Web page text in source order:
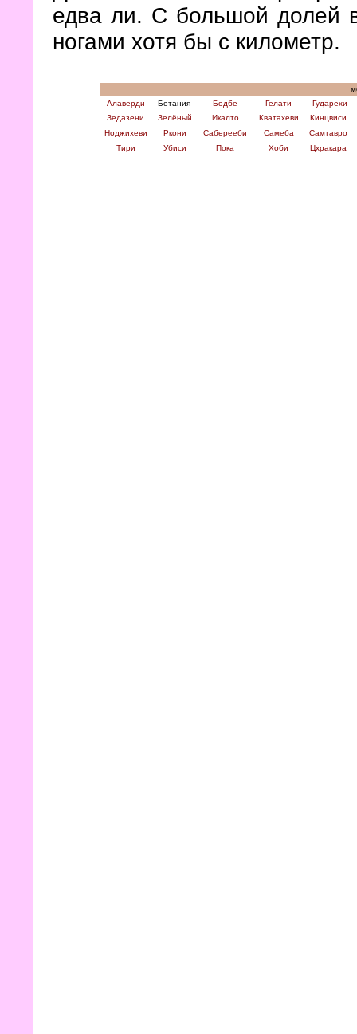
едва ли. С большой долей
ногами хотя бы с километр.
Алаверди
Бетания Бодбе Гелати
Гударехи
Зедазени
Зелёный Икалто Кватахеви
Кинцвиси
Ноджихеви
Ркони Саберееби Самеба
Самтавро
Тири
Убиси Пока Хоби Цхракара